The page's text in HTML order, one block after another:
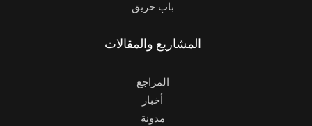
باب حريق
المشاريع والمقالات
المراجع
أخبار
مدونة